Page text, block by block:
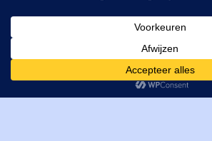
4462GE, Goes
T: +31 (0) 111-484438
M:parts@mitechniek.nl
VAT: NL862802295B01
Cookies helpen ons bij het leveren van onze
gebruik te maken van onze diensten, gaat u
gebruik van cookies.